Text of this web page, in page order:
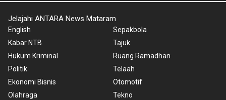
Jelajahi ANTARA News Mataram
English
Kabar NTB
Hukum Kriminal
Politik
Ekonomi Bisnis
Olahraga
Sepakbola
Tajuk
Ruang Ramadhan
Telaah
Otomotif
Tekno